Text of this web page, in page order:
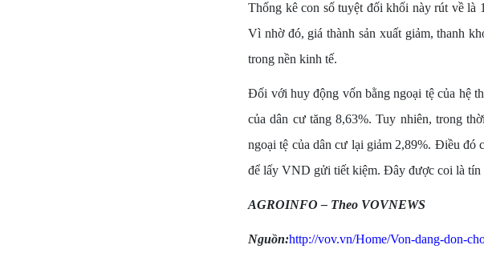
Thống kê con số tuyệt đối khối này rút về là
Vì nhờ đó, giá thành sản xuất giảm, thanh
trong nền kinh tế.
Đối với huy động vốn bằng ngoại tệ của hệ
của dân cư tăng 8,63%. Tuy nhiên, trong
ngoại tệ của dân cư lại giảm 2,89%. Điều đó
để lấy VND gửi tiết kiệm. Đây được coi là tín
AGROINFO – Theo VOVNEWS
Nguồn:http://vov.vn/Home/Von-dang-don-